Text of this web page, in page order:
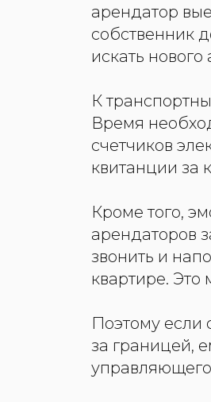
арендатор
собственник
искать
К
Время
счетчиков
квитанции за
Кроме того,
арендаторов
звонить и
квартире. Это
Поэтому если
за границей,